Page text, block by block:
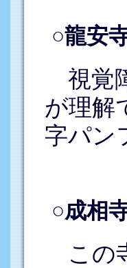
○龍安
視覚
が理解
字パン
○成相
この